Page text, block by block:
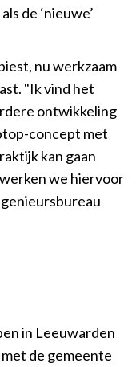
de ‘nieuwe’
nu werkzaam
"Ik vind het
ontwikkeling
concept met
kan gaan
we hiervoor
in Leeuwarden
de gemeente